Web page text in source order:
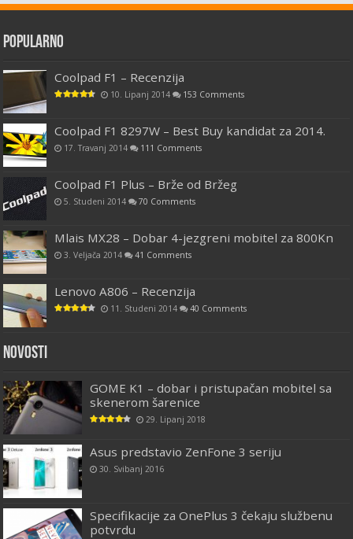
Popularno
Coolpad F1 – Recenzija
10. Lipanj 2014 153 Comments
Coolpad F1 8297W – Best Buy kandidat za 2014.
17. Travanj 2014 111 Comments
Coolpad F1 Plus – Brže od Bržeg
5. Studeni 2014 70 Comments
Mlais MX28 – Dobar 4-jezgreni mobitel za 800Kn
3. Veljača 2014 41 Comments
Lenovo A806 – Recenzija
11. Studeni 2014 40 Comments
Novosti
GOME K1 – dobar i pristupačan mobitel sa
skenerom šarenice
29. Lipanj 2018
Asus predstavio ZenFone 3 seriju
30. Svibanj 2016
Specifikacije za OnePlus 3 čekaju službenu
potvrdu